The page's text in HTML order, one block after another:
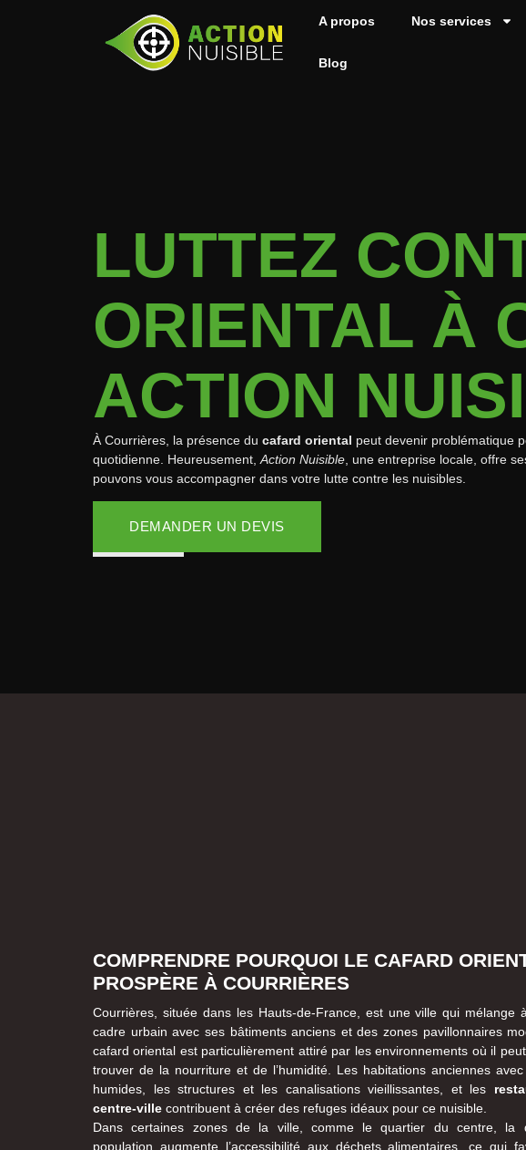
A propos Nos services
Blog
LUTTEZ
ORIENTAL À
ACTION
À Courrières, la présence du cafard oriental peut devenir problématique
quotidienne. Heureusement, Action Nuisible , une entreprise locale, offre
pouvons vous accompagner dans votre lutte contre les nuisibles.
DEMANDER UN DEVIS
COMPRENDRE POURQUOI LE CAFARD
PROSPÈRE À COURRIÈRES
Courrières, située dans les Hauts-de-France, est une ville qui mélange
cadre urbain avec ses bâtiments anciens et des zones pavillonnaires
cafard oriental est particulièrement attiré par les environnements où il
trouver de la nourriture et de l’humidité. Les habitations anciennes
humides, les structures et les canalisations vieillissantes, et les
centre-ville contribuent à créer des refuges idéaux pour ce nuisible.
Dans certaines zones de la ville, comme le quartier du centre, la
population augmente l’accessibilité aux déchets alimentaires, ce qui